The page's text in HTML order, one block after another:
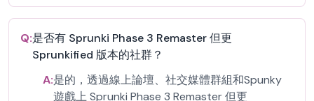
Q:是否有 Sprunki Phase 3 Remaster 但更
Sprunkified 版本的社群？
A:是的，透過線上論壇、社交媒體群組和Spunky
遊戲上 Sprunki Phase 3 Remaster 但更